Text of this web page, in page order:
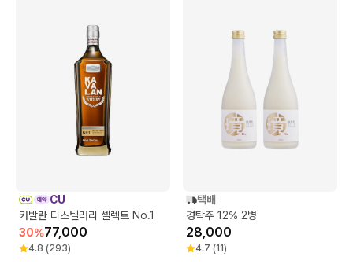
CU
카발란 디스틸러리 셀렉트 No.1
30%77,000
4.8 (293)
택배
경탁주 12% 2병
28,000
4.7 (11)